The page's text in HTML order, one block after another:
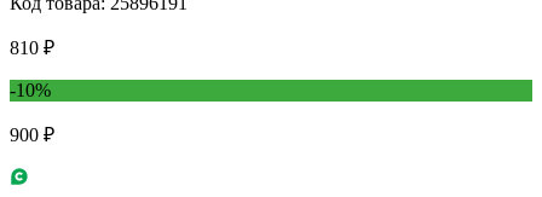
810 ₽
-10%
900 ₽